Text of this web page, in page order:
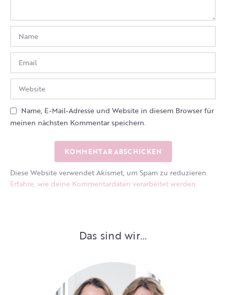
Name, E-Mail-Adresse und Website in diesem Browser für
meinen nächsten Kommentar speichern.
Diese Website verwendet Akismet, um Spam zu reduzieren.
Erfahre, wie deine Kommentardaten verarbeitet werden.
Das sind wir…